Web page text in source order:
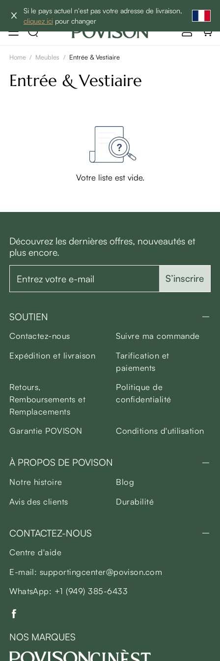
Si le pays actuel n'est pas votre adresse de livraison,
cliquez ici pour changer
10% de réduction sur 2 articles→
Home / Meubles / Entrée & Vestiaire
Entrée & Vestiaire
Votre liste est vide.
Découvrez les dernières offres, nouveautés et
plus encore.
S’inscrire
SOUTIEN
Contactez-nous
Suivre ma commande
Expédition et livraison
Tarification et
paiements
Retours,
Remboursements et
Remplacements
Politique de
confidentialité
Garantie POVISON Conditions d'utilisation
À PROPOS DE POVISON
Notre histoire
Blog
Avis des clients
Durabilité
CONTACTEZ-NOUS
Centre d'aide
E-mail: supportingcenter@povison.com
WhatsApp: +1 (949) 385-6433
NOS MARQUES